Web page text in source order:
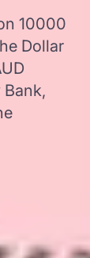
10000
Dollar